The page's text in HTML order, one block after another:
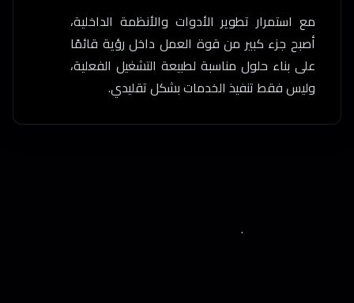
مع استمرار تطوير الأدوات والأنظمة الداخلية،
أصبح جزء كبير من قوة العمل داخل رؤية قائمًا
على بناء حلول مناسبة لطبيعة التشغيل الفعلية،
وليس فقط تنفيذ الخدمات بشكل تقليدي.